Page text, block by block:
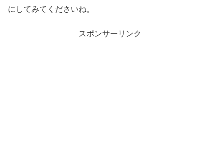
にしてみてくださいね。
スポンサーリンク